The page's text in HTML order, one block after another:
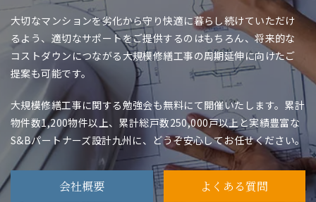
大切なマンションを劣化から守り快適に暮らし続けていただけ
るよう、適切なサポートをご提供するのはもちろん、将来的な
コストダウンにつながる大規模修繕工事の周期延伸に向けたご
提案も可能です。
大規模修繕工事に関する勉強会も無料にて開催いたします。累計
物件数1,200物件以上、累計総戸数250,000戸以上と実績豊富な
S&Bパートナーズ設計九州に、どうぞ安心してお任せください。
会社概要 よくある質問